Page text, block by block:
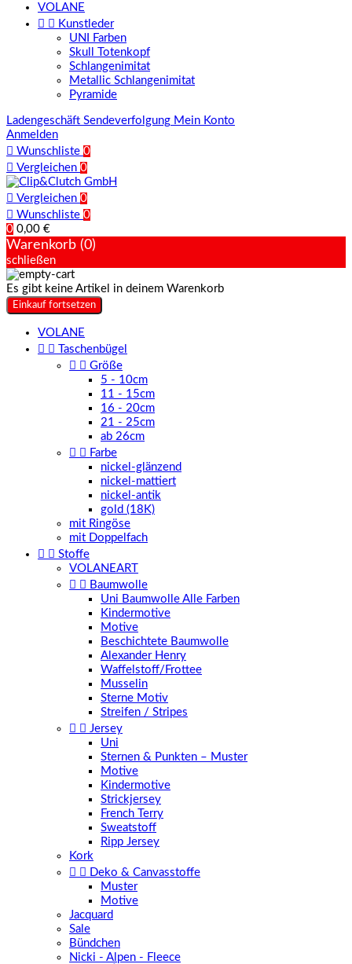
VOLANE
  Kunstleder
UNI Farben
Skull Totenkopf
Schlangenimitat
Metallic Schlangenimitat
Pyramide
Ladengeschäft Sendeverfolgung Mein Konto
Anmelden
 Wunschliste 0
 Vergleichen 0
 Vergleichen 0
 Wunschliste 0
0 0,00 €
Warenkorb (0)
schließen
Es gibt keine Artikel in deinem Warenkorb
Einkauf fortsetzen
VOLANE
 
Taschenbügel
  Größe
5 - 10cm
11 - 15cm
16 - 20cm
21 - 25cm
ab 26cm
  Farbe
nickel-glänzend
nickel-mattiert
nickel-antik
gold (18K)
mit Ringöse
mit Doppelfach
  Stoffe
VOLANEART
  Baumwolle
Uni Baumwolle Alle Farben
Kindermotive
Motive
Beschichtete Baumwolle
Alexander Henry
Waffelstoff/Frottee
Musselin
Sterne Motiv
Streifen / Stripes
  Jersey
Uni
Sternen & Punkten – Muster
Motive
Kindermotive
Strickjersey
French Terry
Sweatstoff
Ripp Jersey
Kork
  Deko & Canvasstoffe
Muster
Motive
Jacquard
Sale
Bündchen
Nicki - Alpen - Fleece